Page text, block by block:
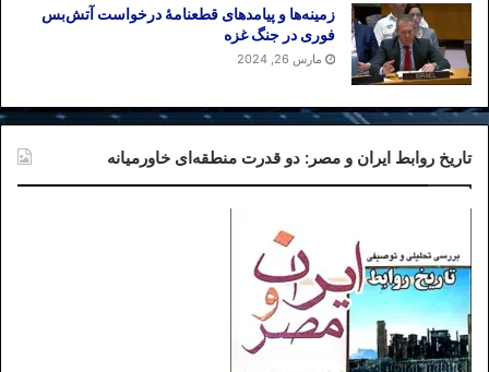
زمینه‌ها و پیامدهای قطعنامهٔ درخواست آتش‌بس
فوری در جنگ غزه
مارس 26, 2024
تاریخ روابط ایران و مصر: دو قدرت منطقه‌ای خاورمیانه